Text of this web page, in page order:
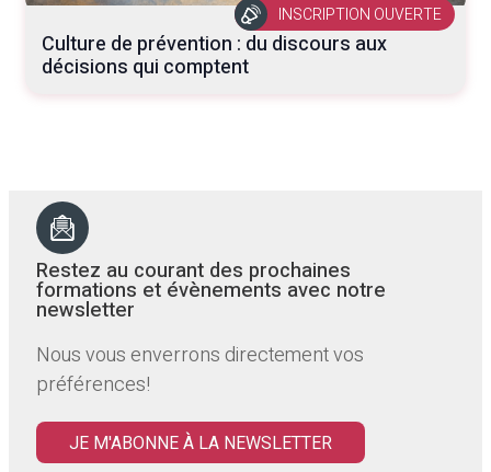
INSCRIPTION OUVERTE
Culture de prévention : du discours aux
décisions qui comptent
Restez au courant des prochaines
formations et évènements avec notre
newsletter
Nous vous enverrons directement vos
préférences!
JE M'ABONNE À LA NEWSLETTER